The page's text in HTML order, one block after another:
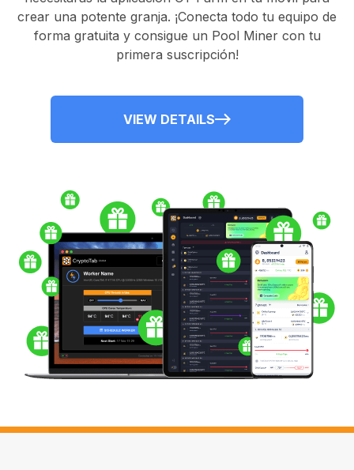
crear una potente granja. ¡Conecta todo tu equipo de
forma gratuita y consigue un Pool Minercon tu
primera suscripción!
VIEW DETAILS